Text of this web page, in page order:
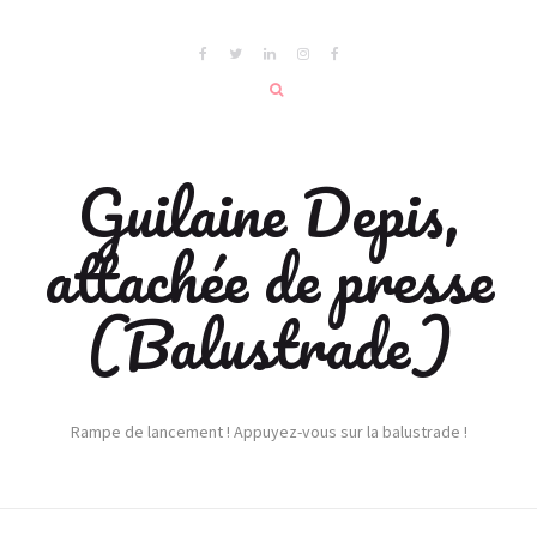
Guilaine Depis,
attachée de presse
(Balustrade)
Rampe de lancement ! Appuyez-vous sur la balustrade !